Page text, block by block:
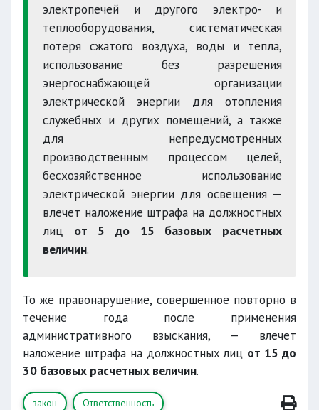
электропечей и другого электро- и
теплооборудования, систематическая
потеря сжатого воздуха, воды и тепла,
использование без разрешения
энергоснабжающей организации
электрической энергии для отопления
служебных и других помещений, а также
для непредусмотренных
производственным процессом целей,
бесхозяйственное использование
электрической энергии для освещения —
влечет наложение штрафа на должностных
лиц от 5 до 15 базовых расчетных
величин.
То же правонарушение, совершенное повторно в
течение года после применения
административного взыскания, — влечет
наложение штрафа на должностных лиц от 15 до
30 базовых расчетных величин.
закон Ответственность